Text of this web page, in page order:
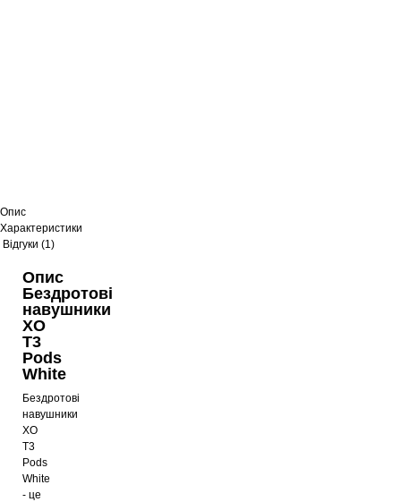
Опис
Характеристики
Відгуки (1)
Опис
Бездротові
навушники
XO
T3
Pods
White
Бездротові
навушники
XO
T3
Pods
White
- це